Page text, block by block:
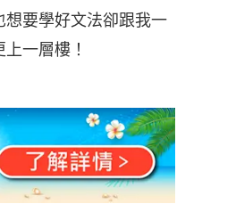
要學好文法卻跟我一
一層樓！